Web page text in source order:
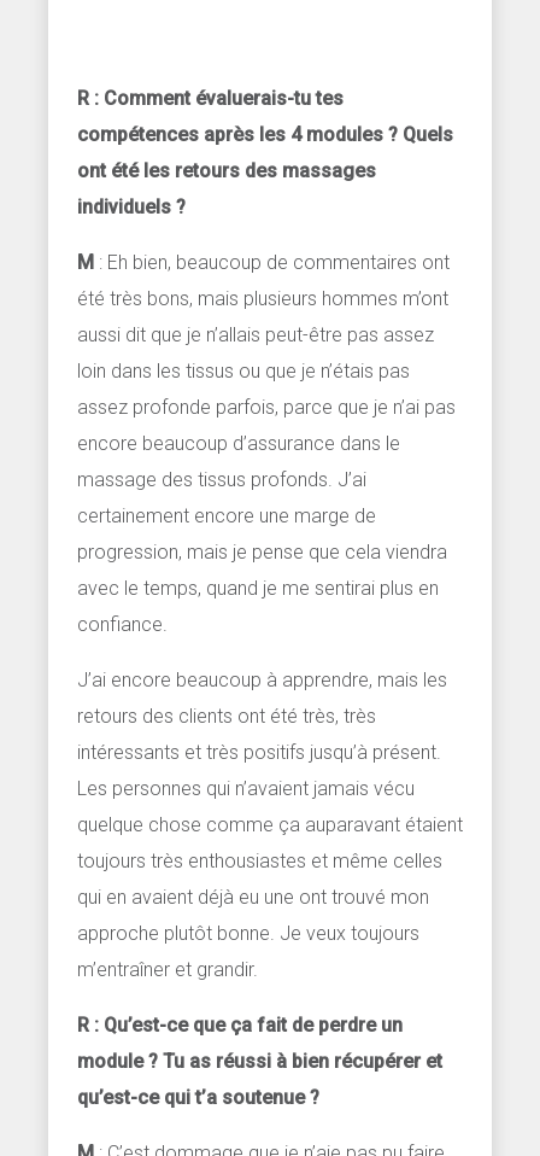
R : Comment évaluerais-tu tes
compétences après les 4 modules ? Quels
ont été les retours des massages
individuels ?
M : Eh bien, beaucoup de commentaires ont
été très bons, mais plusieurs hommes m’ont
aussi dit que je n’allais peut-être pas assez
loin dans les tissus ou que je n’étais pas
assez profonde parfois, parce que je n’ai pas
encore beaucoup d’assurance dans le
massage des tissus profonds. J’ai
certainement encore une marge de
progression, mais je pense que cela viendra
avec le temps, quand je me sentirai plus en
confiance.
J’ai encore beaucoup à apprendre, mais les
retours des clients ont été très, très
intéressants et très positifs jusqu’à présent.
Les personnes qui n’avaient jamais vécu
quelque chose comme ça auparavant étaient
toujours très enthousiastes et même celles
qui en avaient déjà eu une ont trouvé mon
approche plutôt bonne. Je veux toujours
m’entraîner et grandir.
R : Qu’est-ce que ça fait de perdre un
module ? Tu as réussi à bien récupérer et
qu’est-ce qui t’a soutenue ?